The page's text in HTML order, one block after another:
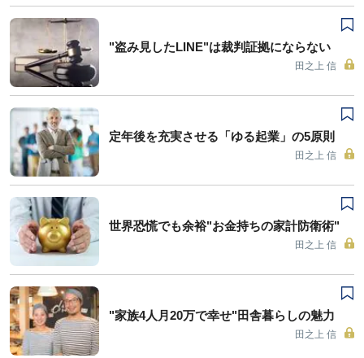
"盗み見したLINE"は裁判証拠にならない
田之上 信
定年後を充実させる「ゆる起業」の5原則
田之上 信
世界恐慌でも余裕"お金持ちの家計防衛術"
田之上 信
"家族4人月20万で幸せ"田舎暮らしの魅力
田之上 信